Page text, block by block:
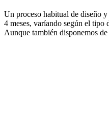
Un proceso habitual de diseño
4 meses, varíando según el tipo
Aunque también disponemos